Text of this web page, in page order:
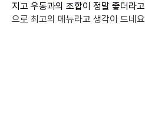
지고 우동과의 조합이 정말 좋더라
으로 최고의 메뉴라고 생각이 드네